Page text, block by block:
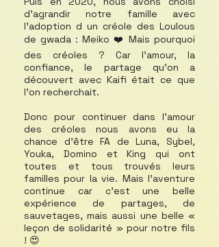
d'agrandir notre famille avec
l'adoption d un créole des Loulous
de gwada : Meiko ❤️ Mais pourquoi
des créoles ? Car l'amour, la
confiance, le partage qu'on a
découvert avec Kaifi était ce que
l'on recherchait.
Donc pour continuer dans l'amour
des créoles nous avons eu la
chance d'être FA de Luna, Sybel,
Youka, Domino et King qui ont
toutes et tous trouvés leurs
familles pour la vie. Mais l’aventure
continue car c’est une belle
expérience de partages, de
sauvetages, mais aussi une belle «
leçon de solidarité » pour notre fils
! 😍